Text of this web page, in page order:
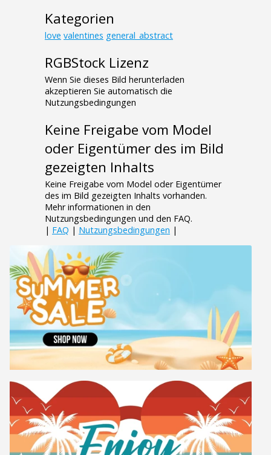
Kategorien
love valentines general_abstract
RGBStock Lizenz
Wenn Sie dieses Bild herunterladen
akzeptieren Sie automatisch die
Nutzungsbedingungen
Keine Freigabe vom Model
oder Eigentümer des im Bild
gezeigten Inhalts
Keine Freigabe vom Model oder Eigentümer
des im Bild gezeigten Inhalts vorhanden.
Mehr informationen in den
Nutzungsbedingungen und den FAQ.
| FAQ | Nutzungsbedingungen |